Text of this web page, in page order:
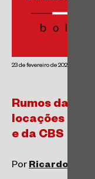
23 de fevereiro de 2026
Rumos da
locações
e da CBS
PorRicardo Valim